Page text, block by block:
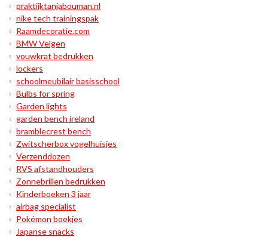
praktijktanjabouman.nl
nike tech trainingspak
Raamdecoratie.com
BMW Velgen
vouwkrat bedrukken
lockers
schoolmeubilair basisschool
Bulbs for spring
Garden lights
garden bench ireland
bramblecrest bench
Zwitscherbox vogelhuisjes
Verzenddozen
RVS afstandhouders
Zonnebrillen bedrukken
Kinderboeken 3 jaar
airbag specialist
Pokémon boekjes
Japanse snacks